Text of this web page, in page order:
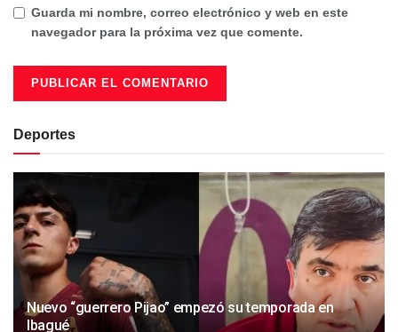
Guarda mi nombre, correo electrónico y web en este
navegador para la próxima vez que comente.
Deportes
Nuevo “guerrero Pijao” empezó su temporada en
Ibagué